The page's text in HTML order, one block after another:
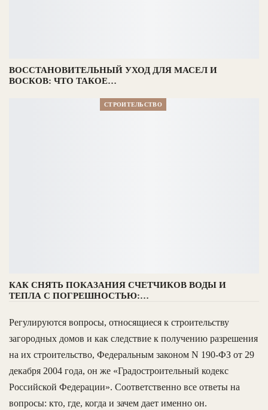
ВОССТАНОВИТЕЛЬНЫЙ УХОД ДЛЯ МАСЕЛ И
ВОСКОВ: ЧТО ТАКОЕ…
СТРОИТЕЛЬСТВО
КАК СНЯТЬ ПОКАЗАНИЯ СЧЕТЧИКОВ ВОДЫ И
ТЕПЛА С ПОГРЕШНОСТЬЮ:…
Регулируются вопросы, относящиеся к строительству
загородных домов и как следствие к получению разрешения
на их строительство, Федеральным законом N 190-ФЗ от 29
декабря 2004 года, он же «Градостроительный кодекс
Российской Федерации». Соответственно все ответы на
вопросы: кто, где, когда и зачем дает именно он.